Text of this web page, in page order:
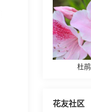
杜鹃
花友社区